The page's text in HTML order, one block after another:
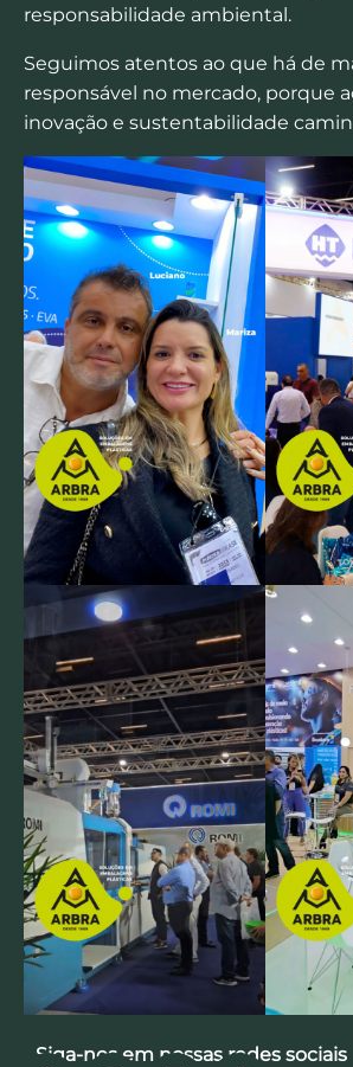
responsabilidade ambiental.
Seguimos atentos ao que há de
responsável no mercado, porque
inovação e sustentabilidade
Siga-nos em nossas redes sociais